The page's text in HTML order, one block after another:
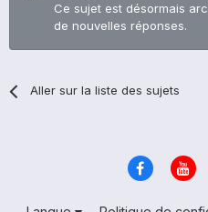
Ce sujet est désormais
de nouvelles réponses.
Aller sur la liste des sujets